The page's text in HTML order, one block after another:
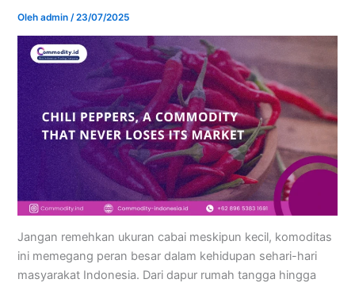
Olehadmin/23/07/2025
Jangan remehkan ukuran cabai meskipun kecil, komoditas
ini memegang peran besar dalam kehidupan sehari-hari
masyarakat Indonesia. Dari dapur rumah tangga hingga